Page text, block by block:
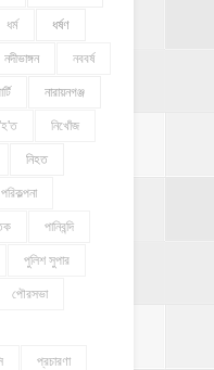
ধর্ম ধর্ষণ
নদীভাঙ্গন নববর্ষ
নারায়নগঞ্জ
নিখোঁজ
নিহত
পানিবন্দি
পুলিশ সুপার
পৌরসভা
প্রচারণা